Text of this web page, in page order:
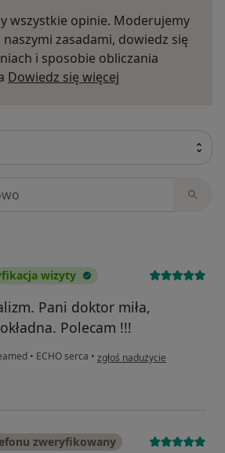
wszystkie opinie. Moderujemy
zasadami, dowiedz się
i sposobie obliczania
Dowiedz się więcej
wizyty
Pani doktor miła,
Polecam !!!
• ECHO serca • w opinii użytkownika Ryszard
zgłoś nadużycie
zweryfikowany